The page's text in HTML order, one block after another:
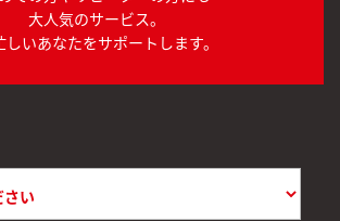
大人気のサービス。
しいあなたをサポートします。